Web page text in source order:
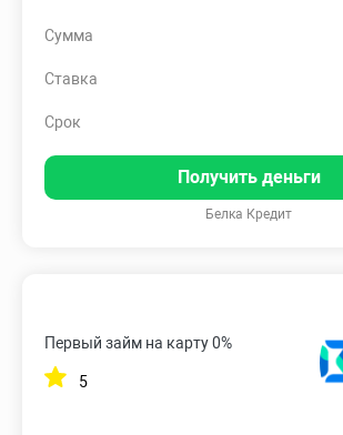
Сумма
Ставка
Срок
Получить деньги
Белка Кредит
Первый займ на карту 0%
5